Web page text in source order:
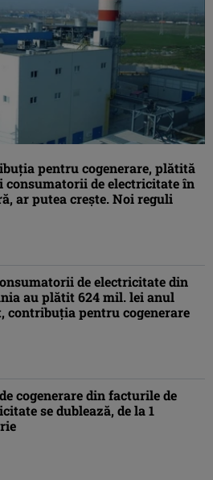
pentru cogenerare, plătită
consumatorii de electricitate în
ar putea creşte. Noi reguli
de electricitate din
au plătit 624 mil. lei anul
contribuţia pentru cogenerare
cogenerare din facturile de
se dublează, de la 1